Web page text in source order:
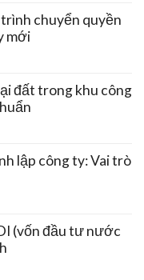
chuyển quyền
mới
đất trong khu công
lập công ty: Vai trò
(vốn đầu tư nước